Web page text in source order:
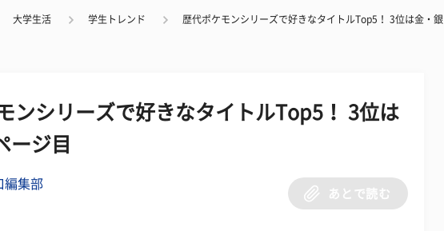
大学生活 学生トレンド 歴代ポケモンシリーズで好きなタイトルTop5！ 3位は金・銀
ンシリーズで好きなタイトルTop5！ 3位は
ージ目
編集部
あとで読む